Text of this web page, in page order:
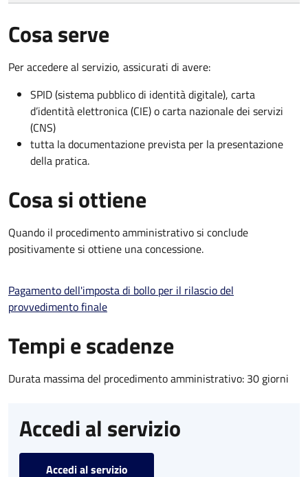
Cosa serve
Per accedere al servizio, assicurati di avere:
SPID (sistema pubblico di identità digitale), carta
d’identità elettronica (CIE) o carta nazionale dei servizi
(CNS)
tutta la documentazione prevista per la presentazione
della pratica.
Cosa si ottiene
Quando il procedimento amministrativo si conclude
positivamente si ottiene una concessione.
Pagamento dell'imposta di bollo per il rilascio del
provvedimento finale
Tempi e scadenze
Durata massima del procedimento amministrativo: 30 giorni
Accedi al servizio
Accedi al servizio